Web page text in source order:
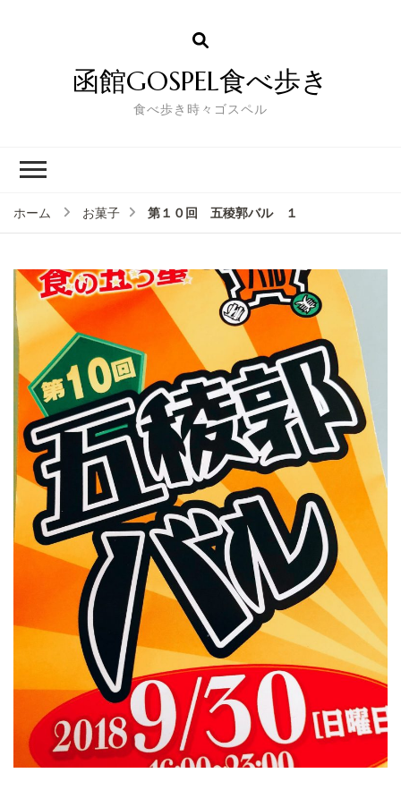
函館GOSPEL食べ歩き
食べ歩き時々ゴスペル
ホーム お菓子 第１０回 五稜郭バル １